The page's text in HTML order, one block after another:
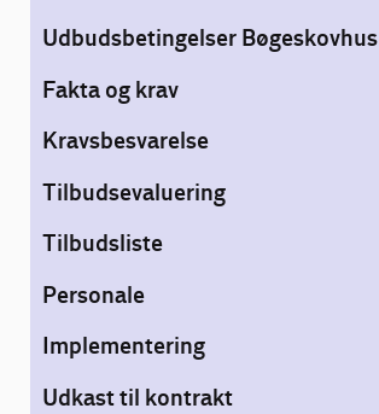
Udbudsbetingelser Bøgeskovhus
Fakta og krav
Kravsbesvarelse
Tilbudsevaluering
Tilbudsliste
Personale
Implementering
Udkast til kontrakt